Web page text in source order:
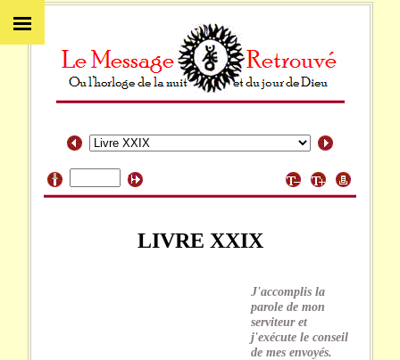
LIVRE XXIX
J'accomplis la
parole de mon
serviteur et
j'exécute le conseil
de mes envoyés.